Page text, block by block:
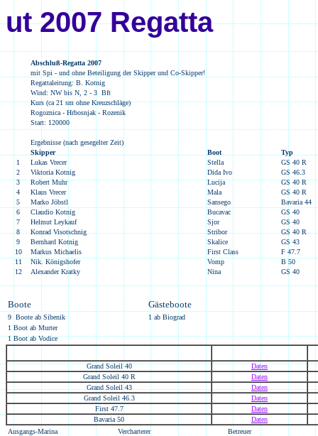
ut 2007 Regatta
Abschluß-Regatta 2007
mit Spi - und ohne Beteiligung der Skipper und Co-Skipper!
Regattaleitung: B. Kotnig
Wind: NW bis N, 2 - 3 Bft
Kurs (ca 21 sm ohne Kreuzschläge)
Rogoznica - Hrbosnjak - Rozenik
Start: 120000
Ergebnisse (nach gesegelter Zeit)
Skipper
Boot
Typ
1
Lukas Vrecer Stella
GS 40 R
2
Viktoria Kotnig Dida Ivo
GS 46.3
3
Robert Muhr Lucija
GS 40 R
4
Klaus Vrecer Mala
GS 40 R
5
Marko Jöbstl Sansego
Bavaria 44
6
Claudio Kotnig Bucavac
GS 40
7
Helmut Leykauf Sjor
GS 40
8
Konrad Visotschnig Stribor
GS 40 R
9
Bernhard Kotnig Skalice
GS 43
10
Markus Michaelis First Class
F 47.7
11
Nik. Königshofer Vomp
B 50
12
Alexander Kratky Nina GS 40
Boote Gästeboote
9 Boote ab Sibenik
1 ab Biograd
1 Boot ab Murter
1 Boot ab Vodice
Grand Soleil 40
Daten
Grand Soleil 40 R
Daten
Grand Soleil 43
Daten
Grand Soleil 46.3
Daten
First 47.7
Daten
Bavaria 50
Daten
Ausgangs-Marina
Vercharterer Betreuer